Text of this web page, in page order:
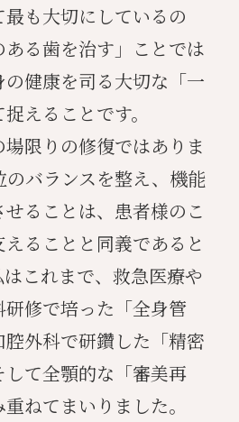
も大切にしているの
る歯を治す」ことでは
健康を司る大切な「一
えることです。
限りの修復ではありま
バランスを整え、機能
ることは、患者様のこ
ることと同義であると
これまで、救急医療や
修で培った「全身管
外科で研鑽した「精密
て全顎的な「審美再
ねてまいりました。